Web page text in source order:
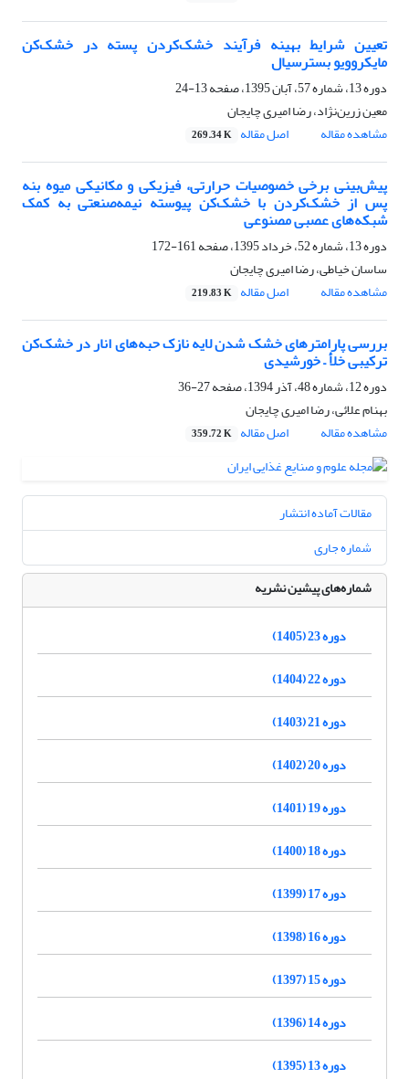
تعیین شرایط بهینه فرآیند خشک‌کردن پسته در خشک‌کن
مایکروویو بسترسیال
دوره 13، شماره 57، آبان 1395، صفحه
13-24
معین زرین‌نژاد، رضا امیری چایجان
مشاهده مقاله
اصل مقاله 269.34 K
پیش‌بینی برخی خصوصیات حرارتی، فیزیکی و مکانیکی میوه بنه
پس از خشک‌کردن با خشک‌کن پیوسته نیمه‌صنعتی به کمک
شبکه‌های عصبی مصنوعی
دوره 13، شماره 52، خرداد 1395، صفحه
161-172
ساسان خیاطی، رضا امیری چایجان
مشاهده مقاله
اصل مقاله 219.83 K
بررسی پارامترهای خشک شدن لایه نازک حبه‌های انار در خشک‌کن
ترکیبی خلأ – خورشیدی
دوره 12، شماره 48، آذر 1394، صفحه
27-36
بهنام علائی، رضا امیری چایجان
مشاهده مقاله
اصل مقاله 359.72 K
مقالات آماده انتشار
شماره جاری
شماره‌های پیشین نشریه
دوره 23 (1405)
دوره 22 (1404)
دوره 21 (1403)
دوره 20 (1402)
دوره 19 (1401)
دوره 18 (1400)
دوره 17 (1399)
دوره 16 (1398)
دوره 15 (1397)
دوره 14 (1396)
دوره 13 (1395)